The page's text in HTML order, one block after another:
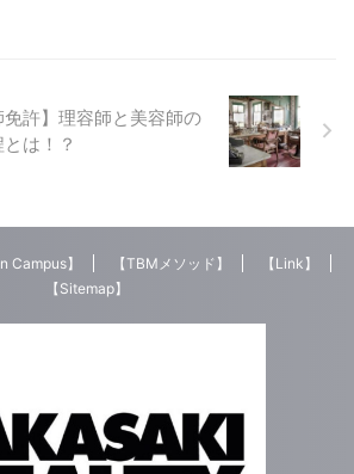
トボト
カビの
エを飲
す。私
なカリキュラムを自由に学べる選
択制を採用。例えば、前期にメイ
クの基礎を選択して、後期はメイ
イク ...
免許】理容師と美容師の
は！？
Campus】 【TBMメソッド】
【Link】
【Sitemap】